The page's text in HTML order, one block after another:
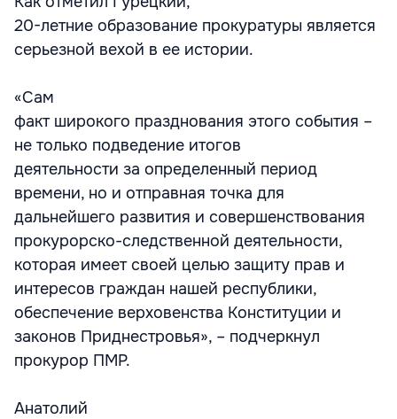
20-летние образование прокуратуры является
серьезной вехой в ее истории.
«Сам
факт широкого празднования этого события –
не только подведение итогов
деятельности за определенный период
времени, но и отправная точка для
дальнейшего развития и совершенствования
прокурорско-следственной деятельности,
которая имеет своей целью защиту прав и
интересов граждан нашей республики,
обеспечение верховенства Конституции и
законов Приднестровья», – подчеркнул
прокурор ПМР.
Анатолий